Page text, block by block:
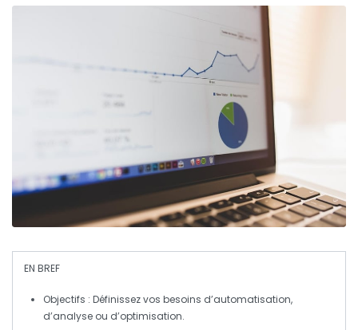
EN BREF
Objectifs : Définissez vos besoins d’automatisation,
d’analyse ou d’optimisation.